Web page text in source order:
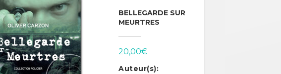
BELLEGARDE SUR
MEURTRES
20,00€
Auteur(s):